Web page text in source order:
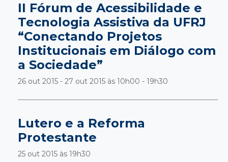
II Fórum de Acessibilidade e
Tecnologia Assistiva da UFRJ
“Conectando Projetos
Institucionais em Diálogo com
a Sociedade”
26 out 2015 - 27 out 2015 às 10h00 - 19h30
Lutero e a Reforma
Protestante
25 out 2015 às 19h30